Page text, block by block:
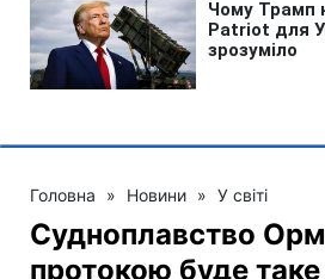
Головна » Новини » У світі
Судноплавство
протокою буде